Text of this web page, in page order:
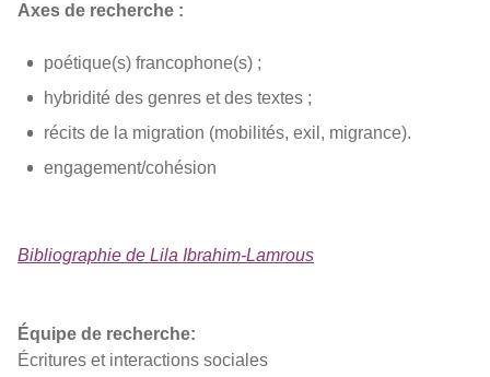
Axes de recherche :
poétique(s) francophone(s) ;
hybridité des genres et des textes ;
récits de la migration (mobilités, exil, migrance).
engagement/cohésion
Bibliographie de Lila Ibrahim-Lamrous
Équipe de recherche:
Écritures et interactions sociales